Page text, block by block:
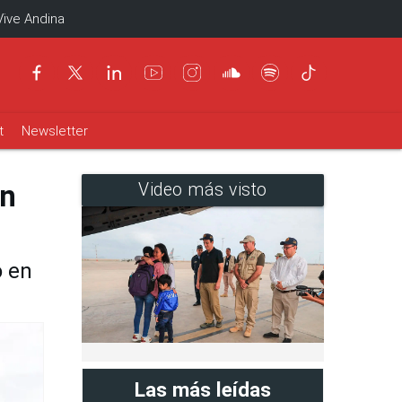
Andina
Newsletter
en
Video más visto
Las más leídas